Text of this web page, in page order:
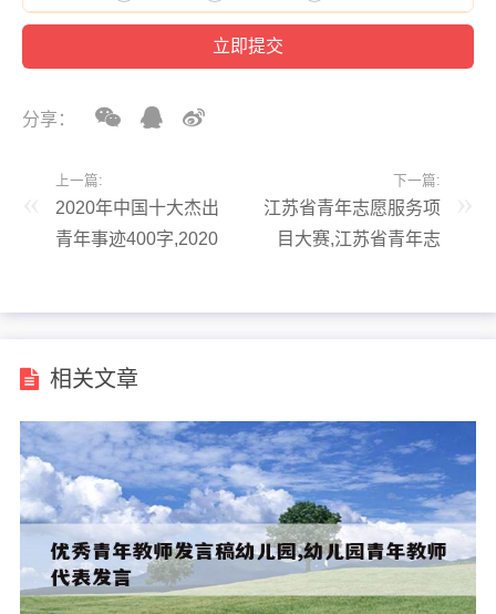
分享：
上一篇:
2020年中国十大杰出
青年事迹400字,2020
下一篇:
江苏省青年志愿服务项
目大赛,江苏省青年志
相关文章